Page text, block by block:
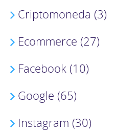
Criptomoneda (3)
Ecommerce (27)
Facebook (10)
Google (65)
Instagram (30)